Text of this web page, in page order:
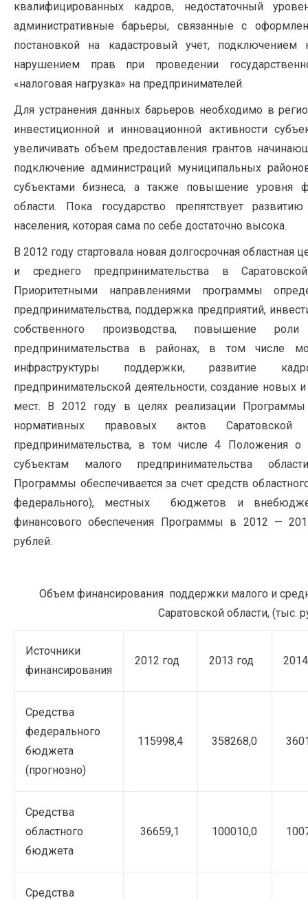
квалифицированных кадров, недостаточный
административные барьеры, связанные с
постановкой на кадастровый учет,
нарушением прав при проведении
«налоговая нагрузка» на предпринимателей.
Для устранения данных барьеров необходимо в
инвестиционной и инновационной активности
увеличивать объем предоставления грантов
подключение администраций муниципальных
субъектами бизнеса, а также повышение уровня
области. Пока государство препятствует
населения, которая сама по себе достаточно высока.
В 2012 году стартовала новая долгосрочная областная
и среднего предпринимательства в
Приоритетными направлениями программы
предпринимательства, поддержка предприятий,
собственного производства, повышение
предпринимательства в районах, в том числе
инфраструктуры поддержки, развитие
предпринимательской деятельности, создание новых
мест. В 2012 году в целях реализации
нормативных правовых актов
предпринимательства, в том числе 4 Положения о
субъектам малого предпринимательства
Программы обеспечивается за счет средств
федерального), местных бюджетов и
финансового обеспечения Программы в 2012 —
рублей.
Объем финансирования поддержки малого и
Саратовской области, (тыс.
Источники
финансирования
2012 год 2013 год
Средства
федерального
бюджета
(прогнозно)
115998,4 358268,0
Средства
областного
бюджета
36659,1 100010,0
Средства